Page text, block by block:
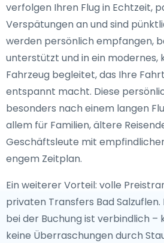
verfolgen Ihren Flug in Echtzeit,
Verspätungen an und sind
werden persönlich empfangen,
unterstützt und in ein modernes,
Fahrzeug begleitet, das Ihre
entspannt macht. Diese
besonders nach einem langen
allem für Familien, ältere
Geschäftsleute mit
engem Zeitplan.
Ein weiterer Vorteil: volle
privaten Transfers Bad
bei der Buchung ist verbindlich –
keine Überraschungen durch